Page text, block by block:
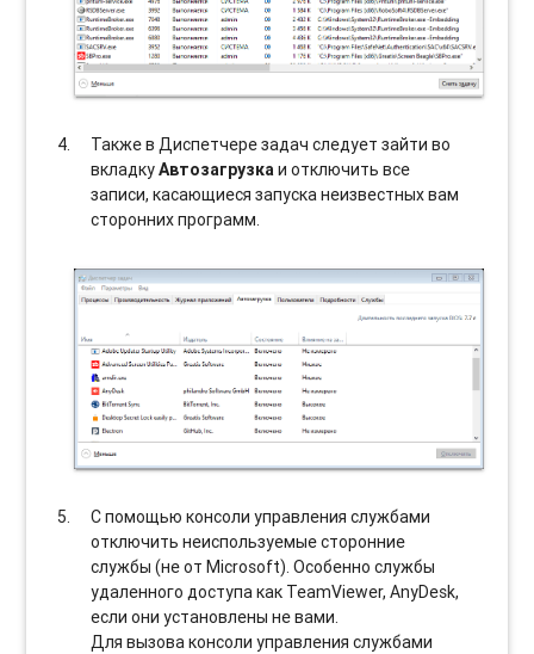
Также в Диспетчере задач следует зайти во
вкладкуАвтозагрузкаи отключить все
записи, касающиеся запуска неизвестных вам
сторонних программ.
С помощью консоли управления службами
отключить неиспользуемые сторонние
службы (не от Microsoft). Особенно службы
удаленного доступа как TeamViewer, AnyDesk,
если они установлены не вами.
Для вызова консоли управления службами